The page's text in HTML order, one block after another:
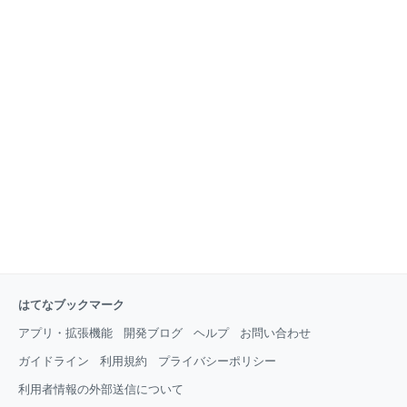
はてなブックマーク
アプリ・拡張機能 開発ブログ ヘルプ お問い合わせ
ガイドライン 利用規約 プライバシーポリシー
利用者情報の外部送信について